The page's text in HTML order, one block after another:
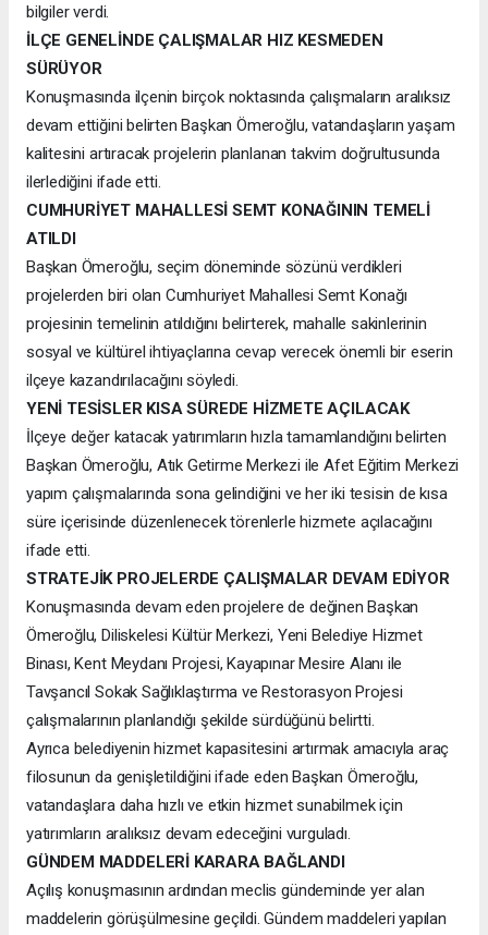
bilgiler verdi.
İLÇE GENELİNDE ÇALIŞMALAR HIZ KESMEDEN
SÜRÜYOR
Konuşmasında ilçenin birçok noktasında çalışmaların aralıksız
devam ettiğini belirten Başkan Ömeroğlu, vatandaşların yaşam
kalitesini artıracak projelerin planlanan takvim doğrultusunda
ilerlediğini ifade etti.
CUMHURİYET MAHALLESİ SEMT KONAĞININ TEMELİ
ATILDI
Başkan Ömeroğlu, seçim döneminde sözünü verdikleri
projelerden biri olan Cumhuriyet Mahallesi Semt Konağı
projesinin temelinin atıldığını belirterek, mahalle sakinlerinin
sosyal ve kültürel ihtiyaçlarına cevap verecek önemli bir eserin
ilçeye kazandırılacağını söyledi.
YENİ TESİSLER KISA SÜREDE HİZMETE AÇILACAK
İlçeye değer katacak yatırımların hızla tamamlandığını belirten
Başkan Ömeroğlu, Atık Getirme Merkezi ile Afet Eğitim Merkezi
yapım çalışmalarında sona gelindiğini ve her iki tesisin de kısa
süre içerisinde düzenlenecek törenlerle hizmete açılacağını
ifade etti.
STRATEJİK PROJELERDE ÇALIŞMALAR DEVAM EDİYOR
Konuşmasında devam eden projelere de değinen Başkan
Ömeroğlu, Diliskelesi Kültür Merkezi, Yeni Belediye Hizmet
Binası, Kent Meydanı Projesi, Kayapınar Mesire Alanı ile
Tavşancıl Sokak Sağlıklaştırma ve Restorasyon Projesi
çalışmalarının planlandığı şekilde sürdüğünü belirtti.
Ayrıca belediyenin hizmet kapasitesini artırmak amacıyla araç
filosunun da genişletildiğini ifade eden Başkan Ömeroğlu,
vatandaşlara daha hızlı ve etkin hizmet sunabilmek için
yatırımların aralıksız devam edeceğini vurguladı.
GÜNDEM MADDELERİ KARARA BAĞLANDI
Açılış konuşmasının ardından meclis gündeminde yer alan
maddelerin görüşülmesine geçildi. Gündem maddeleri yapılan